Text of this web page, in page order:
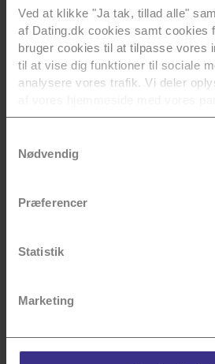
Ved at klikke "Ja tak, tillad alle"
af Dating.dk cookies samt cookies
bruger cookies til at tilpasse vores
til at vise dig funktioner til sociale
analysere vores trafik. Vi deler
sociale medier, annoncering og
dem, eller som de har indsamlet fra
Du kan se en liste over alle vores
persondatapolitik
Nødvendig
Præferencer
Statistik
Marketing
Kærlig